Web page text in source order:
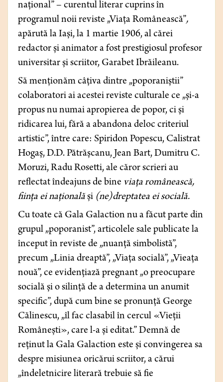
național” – curentul literar cuprins în
programul noii reviste „Viața Românească”,
apărută la Iași, la 1 martie 1906, al cărei
redactor și animator a fost prestigiosul profesor
universitar și scriitor, Garabet Ibrăileanu.
Să menționăm câțiva dintre „poporaniștii”
colaboratori ai acestei reviste culturale ce „și-a
propus nu numai apropierea de popor, ci și
ridicarea lui, fără a abandona deloc criteriul
artistic”, între care: Spiridon Popescu, Calistrat
Hogaș, D.D. Pătrășcanu, Jean Bart, Dumitru C.
Moruzi, Radu Rosetti, ale căror scrieri au
reflectat îndeajuns de bine viața românească,
ființa ei naționalăși (ne)dreptatea ei socială.
Cu toate că Gala Galaction nu a făcut parte din
grupul „poporanist”,articolele sale publicate la
început în reviste de „nuanță simbolistă”,
precum „Linia dreaptă”, „Viața socială”, „Vieața
nouă”, ce evidențiază pregnant „o preocupare
socială și o silință de a determina un anumit
specific”, după cum bine se pronunță George
Călinescu, „îl fac clasabil în cercul «Vieții
Românești», care l-a și editat.” Demnă de
reținut la Gala Galaction este și convingerea sa
despre misiunea oricărui scriitor, a cărui
„îndeletnicire literară trebuie să fie